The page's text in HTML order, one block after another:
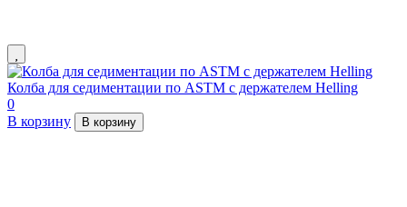
Колба для седиментации по ASTM с держателем Helling
0
В корзину
В корзину